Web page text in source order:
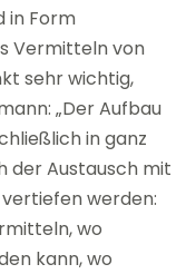
in Form
Vermitteln von
sehr wichtig,
„Der Aufbau
in ganz
der Austausch mit
werden:
wo
kann, wo